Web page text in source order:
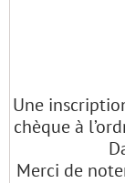
Une
chèque à
Merci de